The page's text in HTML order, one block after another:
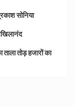
सोनिया
तोड़ हजारों का